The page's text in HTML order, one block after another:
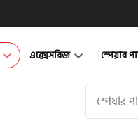
এক্সেসরিজ স্পেয়ার